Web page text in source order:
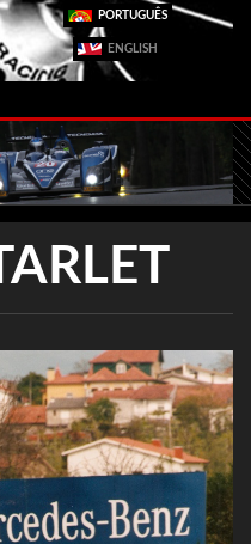
PORTUGUÊS
ENGLISH